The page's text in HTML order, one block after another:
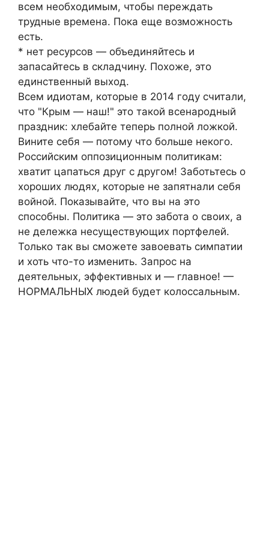
всем необходимым, чтобы переждать
трудные времена. Пока еще возможность
есть.
* нет ресурсов — объединяйтесь и
запасайтесь в складчину. Похоже, это
единственный выход.
Всем идиотам, которые в 2014 году считали,
что "Крым — наш!" это такой всенародный
праздник: хлебайте теперь полной ложкой.
Вините себя — потому что больше некого.
Российским оппозиционным политикам:
хватит цапаться друг с другом! Заботьтесь о
хороших людях, которые не запятнали себя
войной. Показывайте, что вы на это
способны. Политика — это забота о своих, а
не дележка несуществующих портфелей.
Только так вы сможете завоевать симпатии
и хоть что-то изменить. Запрос на
деятельных, эффективных и — главное! —
НОРМАЛЬНЫХ людей будет колоссальным.